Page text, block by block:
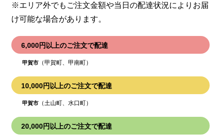
※エリア外でもご注文金額や当日の配達状況により お届
け可能な場合があります。
6,000円以上のご注文で配達
甲賀市 （甲賀町、甲南町）
10,000円以上のご注文で配達
甲賀市 （土山町、水口町）
20,000円以上のご注文で配達